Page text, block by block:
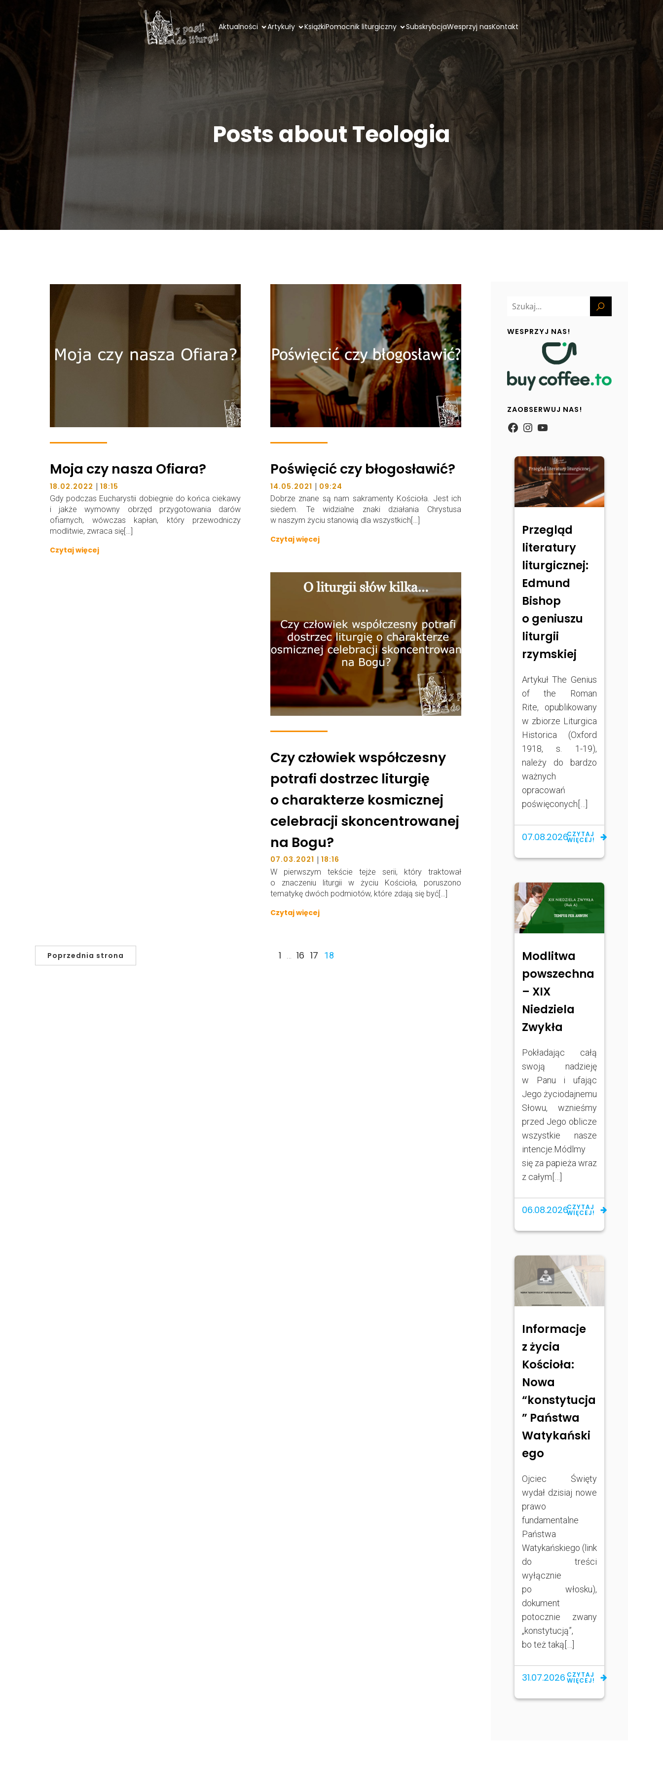
Aktualności Artykuły KsiążkiPomocnik liturgiczny SubskrybcjaWesprzyj nasKontakt
Posts about Teologia
Moja czy nasza Ofiara?
18.02.2022 | 18:15
Gdy podczas Eucharystii dobiegnie do końca ciekawy
i jakże wymowny obrzęd przygotowania darów
ofiarnych, wówczas kapłan, który przewodniczy
modlitwie, zwraca się[…]
Czytaj więcej
Poświęcić czy błogosławić?
14.05.2021 | 09:24
Dobrze znane są nam sakramenty Kościoła. Jest ich
siedem. Te widzialne znaki działania Chrystusa
w naszym życiu stanowią dla wszystkich[…]
Czytaj więcej
Czy człowiek współczesny
potrafi dostrzec liturgię
o charakterze kosmicznej
celebracji skoncentrowanej
na Bogu?
07.03.2021 | 18:16
W pierwszym tekście tejże serii, który traktował
o znaczeniu liturgii w życiu Kościoła, poruszono
tematykę dwóch podmiotów, które zdają się być[…]
Czytaj więcej
Poprzednia strona 1 16 17 18
WESPRZYJ NAS!
ZAOBSERWUJ NAS!
https://
Instagram
YouTube
Przegląd
literatury
liturgicznej:
Edmund
Bishop
o geniuszu
liturgii
rzymskiej
Artykuł The Genius
of the Roman
Rite, opublikowany
w zbiorze Liturgica
Historica (Oxford
1918, s. 1-19),
należy do bardzo
ważnych
opracowań
poświęconych[…]
07.08.2026CZYTAJ
WIĘCEJ!
Modlitwa
powszechna
– XIX
Niedziela
Zwykła
Pokładając całą
swoją nadzieję
w Panu i ufając
Jego życiodajnemu
Słowu, wznieśmy
przed Jego oblicze
wszystkie nasze
intencje.Módlmy
się za papieża wraz
z całym[…]
06.08.2026CZYTAJ
WIĘCEJ!
Informacje
z życia
Kościoła:
Nowa
“konstytucja
” Państwa
Watykański
ego
Ojciec Święty
wydał dzisiaj nowe
prawo
fundamentalne
Państwa
Watykańskiego (link
do treści
wyłącznie
po włosku),
dokument
potocznie zwany
„konstytucją”,
bo też taką[…]
31.07.2026 CZYTAJ
WIĘCEJ!